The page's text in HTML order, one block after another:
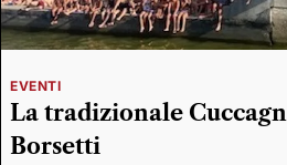
EVENTI
La tradizionale
Borsetti